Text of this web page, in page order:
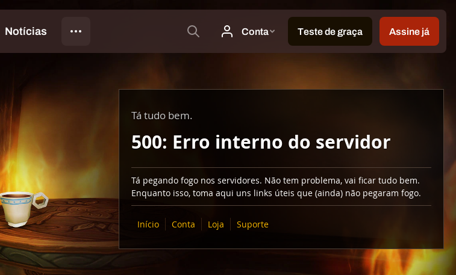
Tá tudo bem.
500: Erro interno do servidor
Tá pegando fogo nos servidores. Não tem problema, vai ficar tudo bem.
Enquanto isso, toma aqui uns links úteis que (ainda) não pegaram fogo.
Início Conta Loja Suporte